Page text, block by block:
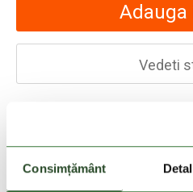
Consimțământ
Adauga
Vedeti
livrare in 2-3 zile